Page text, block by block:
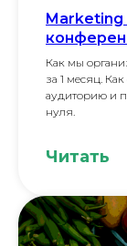
Marketing
Как мы
за 1 месяц.
аудиторию и
нуля.
Читать